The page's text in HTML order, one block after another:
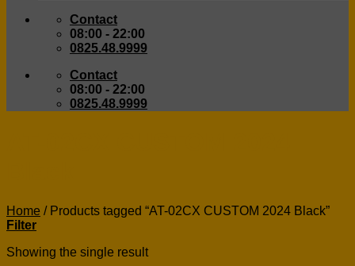
Contact
08:00 - 22:00
0825.48.9999
Contact
08:00 - 22:00
0825.48.9999
Home /Products tagged “AT-02CX CUSTOM 2024 Black”
Filter
Showing the single result